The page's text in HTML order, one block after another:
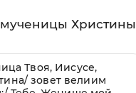
Христины
Твоя, Иисусе,
зовет велиим